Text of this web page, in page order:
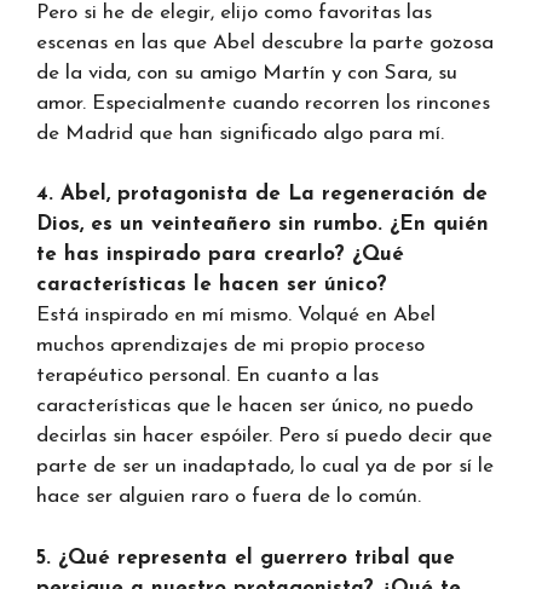
Pero si he de elegir, elijo como favoritas las
escenas en las que Abel descubre la parte gozosa
de la vida, con su amigo Martín y con Sara, su
amor. Especialmente cuando recorren los rincones
de Madrid que han significado algo para mí.
4. Abel, protagonista de La regeneración de
Dios, es un veinteañero sin rumbo. ¿En quién
te has inspirado para crearlo? ¿Qué
características le hacen ser único?
Está inspirado en mí mismo. Volqué en Abel
muchos aprendizajes de mi propio proceso
terapéutico personal. En cuanto a las
características que le hacen ser único, no puedo
decirlas sin hacer espóiler. Pero sí puedo decir que
parte de ser un inadaptado, lo cual ya de por sí le
hace ser alguien raro o fuera de lo común.
5. ¿Qué representa el guerrero tribal que